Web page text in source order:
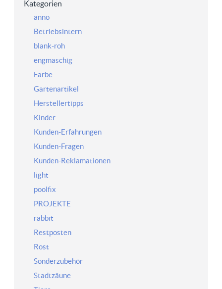
Kategorien
anno
Betriebsintern
blank-roh
engmaschig
Farbe
Gartenartikel
Herstellertipps
Kinder
Kunden-Erfahrungen
Kunden-Fragen
Kunden-Reklamationen
light
poolfix
PROJEKTE
rabbit
Restposten
Rost
Sonderzubehör
Stadtzäune